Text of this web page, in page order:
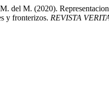
M. (2020).
y fronterizos. REVISTA